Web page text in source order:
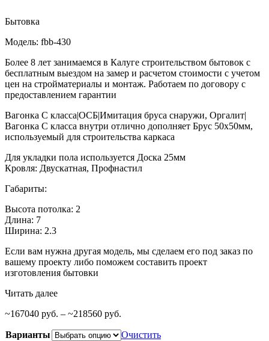
Бытовка
Модель: fbb-430
Более 8 лет занимаемся в Калуге строительством бытовок с
бесплатным выездом на замер и расчетом стоимости с учетом
цен на стройматериалы и монтаж. Работаем по договору с
предоставлением гарантии
Вагонка С класса|ОСБ|Имитация бруса снаружи, Оргалит|
Вагонка С класса внутри отлично дополняет Брус 50х50мм,
используемый для строительства каркаса
Для укладки пола используется Доска 25мм
Кровля: Двускатная, Профнастил
Габариты:
Высота потолка: 2
Длина: 7
Ширина: 2.3
Если вам нужна другая модель, мы сделаем его под заказ по
вашему проекту либо поможем составить проект
изготовления бытовки
Читать далее
167040 руб. – 218560 руб.
167040
Варианты
Очистить